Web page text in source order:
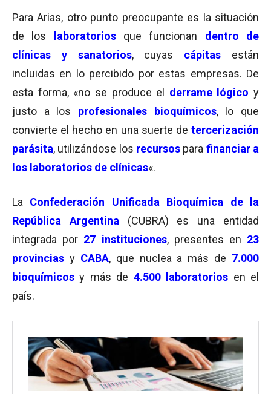
Para Arias, otro punto preocupante es la situación
de los
laboratoriosque funcionan dentro de
clínicas y sanatorios, cuyas cápitas están
incluidas en lo percibido por estas empresas. De
esta forma, «no se produce el derrame lógico y
justo a los profesionales bioquímicos, lo que
convierte el hecho en una suerte de tercerización
parásita, utilizándose los recursos para financiar a
los laboratorios de clínicas«.
La Confederación Unificada Bioquímica de la
República Argentina (CUBRA) es una entidad
integrada por 27 instituciones, presentes en 23
provincias y CABA, que nuclea a más de 7.000
bioquímicos y más de 4.500 laboratorios en el
país.